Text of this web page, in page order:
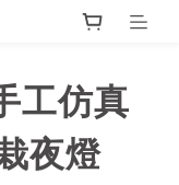
仿真
夜燈